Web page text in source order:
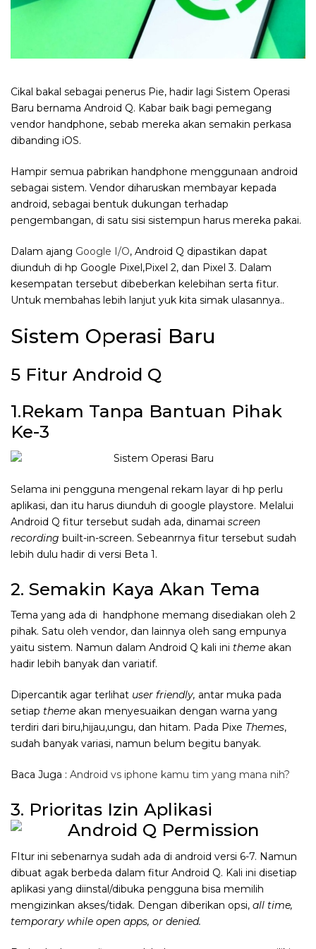
Cikal bakal sebagai penerus Pie, hadir lagi Sistem Operasi
Baru bernama Android Q. Kabar baik bagi pemegang
vendor handphone, sebab mereka akan semakin perkasa
dibanding iOS.
Hampir semua pabrikan handphone menggunaan android
sebagai sistem. Vendor diharuskan membayar kepada
android, sebagai bentuk dukungan terhadap
pengembangan, di satu sisi sistempun harus mereka pakai.
Dalam ajang Google I/O, Android Q dipastikan dapat
diunduh di hp Google Pixel,Pixel 2, dan Pixel 3. Dalam
kesempatan tersebut dibeberkan kelebihan serta fitur.
Untuk membahas lebih lanjut yuk kita simak ulasannya..
Sistem Operasi Baru
5 Fitur Android Q
1.Rekam Tanpa Bantuan Pihak
Ke-3
Selama ini pengguna mengenal rekam layar di hp perlu
aplikasi, dan itu harus diunduh di google playstore. Melalui
Android Q fitur tersebut sudah ada, dinamai screen
recording built-in-screen. Sebeanrnya fitur tersebut sudah
lebih dulu hadir di versi Beta 1.
2. Semakin Kaya Akan Tema
Tema yang ada di handphone memang disediakan oleh 2
pihak. Satu oleh vendor, dan lainnya oleh sang empunya
yaitu sistem. Namun dalam Android Q kali ini theme akan
hadir lebih banyak dan variatif.
Dipercantik agar terlihat user friendly, antar muka pada
setiap theme akan menyesuaikan dengan warna yang
terdiri dari biru,hijau,ungu, dan hitam. Pada Pixe Themes,
sudah banyak variasi, namun belum begitu banyak.
Baca Juga : Android vs iphone kamu tim yang mana nih?
3. Prioritas Izin Aplikasi
FItur ini sebenarnya sudah ada di android versi 6-7. Namun
dibuat agak berbeda dalam fitur Android Q. Kali ini disetiap
aplikasi yang diinstal/dibuka pengguna bisa memilih
mengizinkan akses/tidak. Dengan diberikan opsi, all time,
temporary while open apps, or denied.